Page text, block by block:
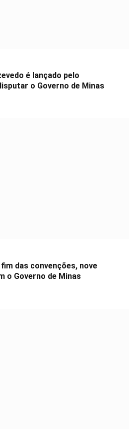
é lançado pelo
o Governo de Minas
das convenções, nove
o Governo de Minas